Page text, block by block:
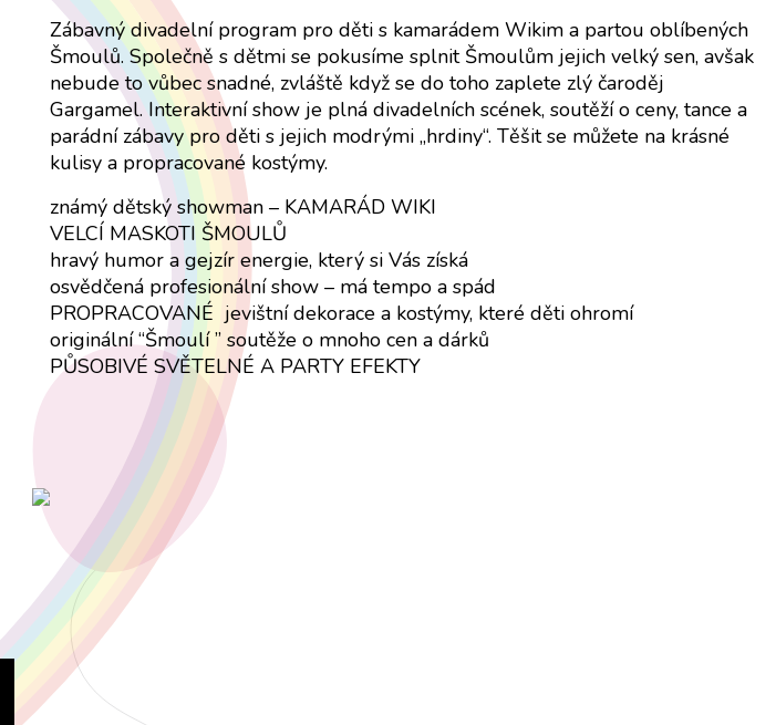
Zábavný divadelní program pro děti s kamarádem Wikim a partou oblíbených
Šmoulů. Společně s dětmi se pokusíme splnit Šmoulům jejich velký sen, avšak
nebude to vůbec snadné, zvláště když se do toho zaplete zlý čaroděj
Gargamel. Interaktivní show je plná divadelních scének, soutěží o ceny, tance a
parádní zábavy pro děti s jejich modrými „hrdiny“. Těšit se můžete na krásné
kulisy a propracované kostýmy.
známý dětský showman – KAMARÁD WIKI
VELCÍ MASKOTI ŠMOULŮ
hravý humor a gejzír energie, který si Vás získá
osvědčená profesionální show – má tempo a spád
PROPRACOVANÉ jevištní dekorace a kostýmy, které děti ohromí
originální “Šmoulí ” soutěže o mnoho cen a dárků
PŮSOBIVÉ SVĚTELNÉ A PARTY EFEKTY